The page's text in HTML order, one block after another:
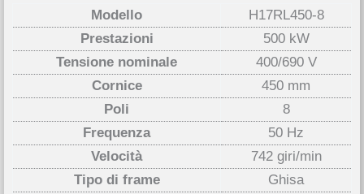
Modello
H17RL450-8
Prestazioni
500 kW
Tensione nominale
400/690 V
Cornice
450 mm
Poli
8
Frequenza
50 Hz
Velocità
742 giri/min
Tipo di frame
Ghisa